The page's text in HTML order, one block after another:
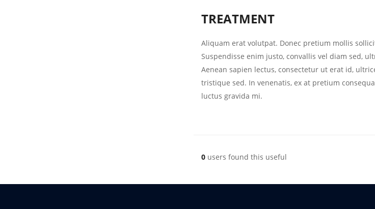
TREATMENT
Aliquam erat volutpat. Donec pretium mollis
Suspendisse enim justo, convallis vel diam sed,
Aenean sapien lectus, consectetur ut erat id,
tristique sed. In venenatis, ex at pretium
luctus gravida mi.
0users found this useful